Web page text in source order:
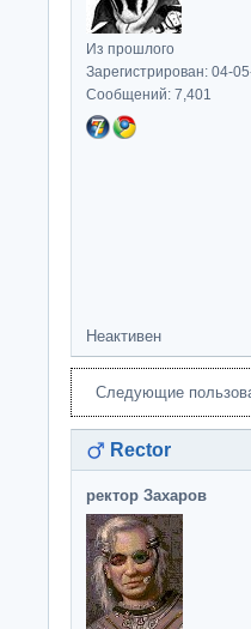
Из прошлого
Зарегистрирован: 04-
Сообщений: 7,401
Неактивен
Следующие
Rector
ректор Захаров